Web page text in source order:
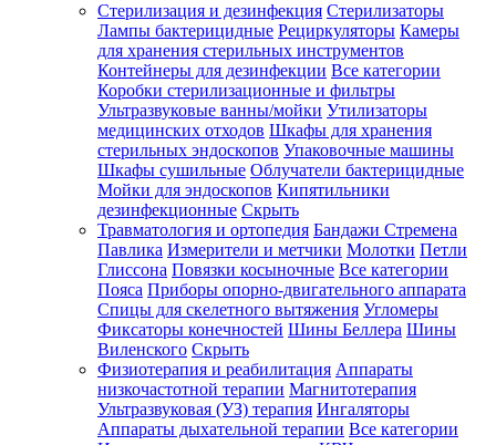
Стерилизация и дезинфекция Стерилизаторы
Лампы бактерицидные Рециркуляторы Камеры
для хранения стерильных инструментов
Контейнеры для дезинфекции Все категории
Коробки стерилизационные и фильтры
Ультразвуковые ванны/мойки Утилизаторы
медицинских отходов Шкафы для хранения
стерильных эндоскопов Упаковочные машины
Шкафы сушильные Облучатели бактерицидные
Мойки для эндоскопов Кипятильники
дезинфекционные Скрыть
Травматология и ортопедия Бандажи Стремена
Павлика Измерители и метчики Молотки Петли
Глиссона Повязки косыночные Все категории
Пояса Приборы опорно-двигательного аппарата
Спицы для скелетного вытяжения Угломеры
Фиксаторы конечностей Шины Беллера Шины
Виленского Скрыть
Физиотерапия и реабилитация Аппараты
низкочастотной терапии Магнитотерапия
Ультразвуковая (УЗ) терапия Ингаляторы
Аппараты дыхательной терапии Все категории